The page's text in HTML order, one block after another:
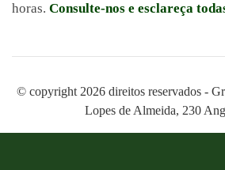
horas. Consulte-nos e esclareça
© copyright 2026 direitos reservados -
Lopes de Almeida, 230